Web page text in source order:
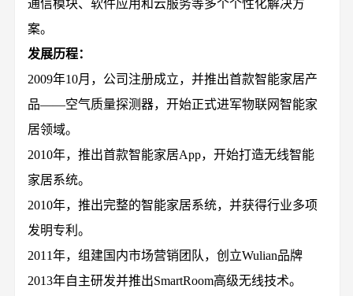
通信模块、软件应用和云服务等多个个性化解决方
案。
发展历程：
2009年10月，公司注册成立，并推出首款智能家居产
品——空气质量探测器，开始正式进军物联网智能家
居领域。
2010年，推出首款智能家居App，开始打造无线智能
家居系统。
2010年，推出完整的智能家居系统，并获得行业多项
发明专利。
2011年，组建国内市场营销团队，创立Wulian品牌
2013年自主研发并推出SmartRoom高级无线技术。